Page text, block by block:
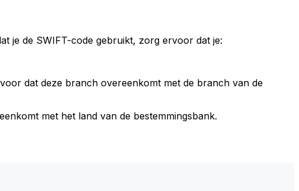
je de SWIFT-code gebruikt, zorg ervoor dat je:
dat deze branch overeenkomt met de branch van de
met het land van de bestemmingsbank.